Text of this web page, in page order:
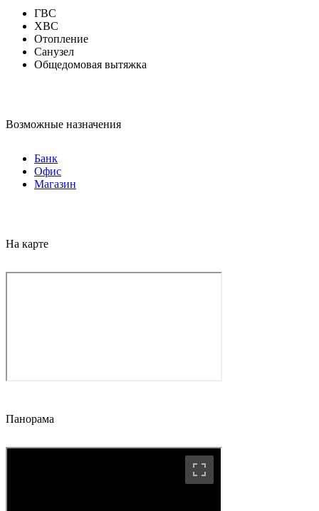
ГВС
ХВС
Отопление
Санузел
Общедомовая вытяжка
Возможные назначения
Банк
Офис
Магазин
На карте
Панорама